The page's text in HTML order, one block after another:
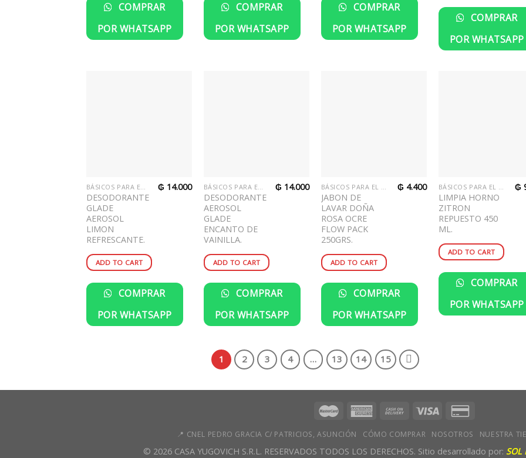
COMPRAR
POR WHATSAPP
COMPRAR
POR WHATSAPP
COMPRAR
POR WHATSAPP
COMPRAR
POR WHATSAPP
DESODORANTE
GLADE
AEROSOL
LIMON
REFRESCANTE.
₲ 14.000
ADD TO CART
COMPRAR
POR WHATSAPP
DESODORANTE
AEROSOL
GLADE
ENCANTO DE
VAINILLA.
₲ 14.000
ADD TO CART
COMPRAR
POR WHATSAPP
JABON DE
LAVAR DOÑA
ROSA OCRE
FLOW PACK
250GRS.
₲ 4.400
ADD TO CART
COMPRAR
POR WHATSAPP
LIMPIA HORNO
ZITRON
REPUESTO 450
ML.
₲
ADD TO CART
COMPRAR
POR WHATSAPP
1 2 3 4 … 13 14 15
📍 CNEL PEDRO GRACIA C/ PATRICIOS, ASUNCIÓN CÓMO COMPRAR NOSOTROS NUESTRA
© 2026 CASA YUGOVICH S.R.L. RESERVADOS TODOS LOS DERECHOS. Sitio desarrollado por: SOL